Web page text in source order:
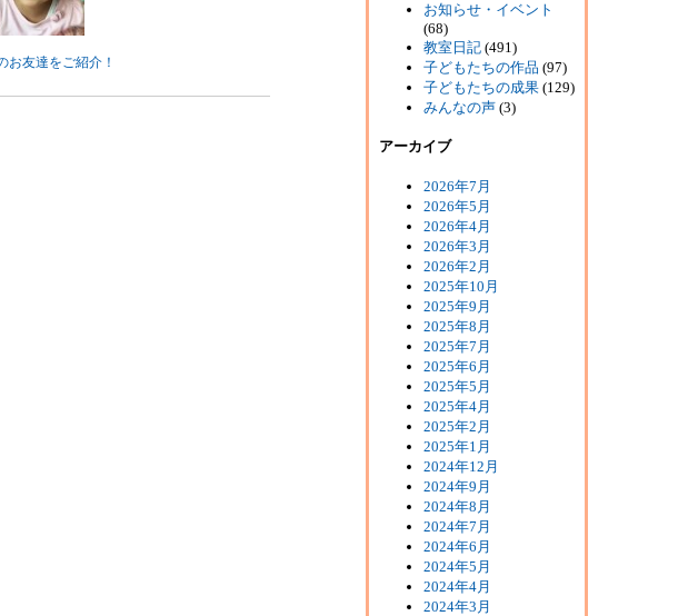
お知らせ・イベント
(68)
教室日記 (491)
子どもたちの作品 (97)
子どもたちの成果 (129)
みんなの声 (3)
アーカイブ
2026年7月
2026年5月
2026年4月
2026年3月
2026年2月
2025年10月
2025年9月
2025年8月
2025年7月
2025年6月
2025年5月
2025年4月
2025年2月
2025年1月
2024年12月
2024年9月
2024年8月
2024年7月
2024年6月
2024年5月
2024年4月
2024年3月
お友達をご紹介！